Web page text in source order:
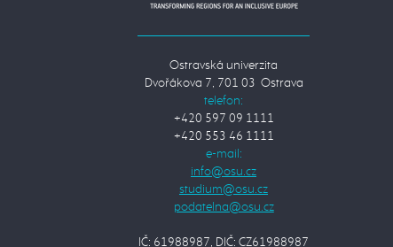
Ostravská univerzita
Dvořákova 7, 701 03 Ostrava
telefon:
+420 597 09 1111
+420 553 46 1111
e-mail:
IČ: 61988987, DIČ: CZ61988987